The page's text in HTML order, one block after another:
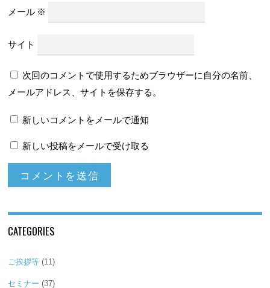
メール ※
サイト
次回のコメントで使用するためブラウザーに自分の名前、
メールアドレス、サイトを保存する。
新しいコメントをメールで通知
新しい投稿をメールで受け取る
CATEGORIES
ご挨拶等 (11)
セミナー (37)